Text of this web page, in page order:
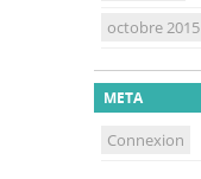
octobre 2015
META
Connexion